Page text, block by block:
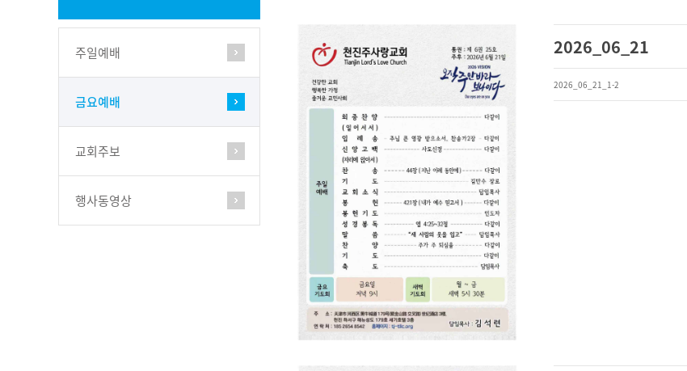
주일예배
금요예배
교회주보
행사동영상
2026_06_21
2026_06_21_1-2